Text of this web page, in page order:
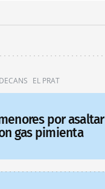
EL PRAT
por asaltar
gas pimienta